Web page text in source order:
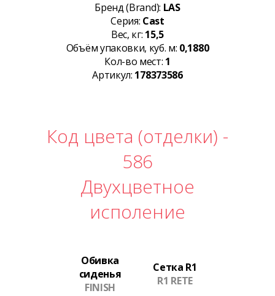
Бренд (Brand): LAS
Серия: Cast
Вес, кг: 15,5
Объём упаковки, куб. м: 0,1880
Кол-во мест: 1
Артикул: 178373586
Код цвета (отделки) -
586
Двухцветное
исполение
Обивка
сиденья
FINISH
Сетка R1
R1 RETE